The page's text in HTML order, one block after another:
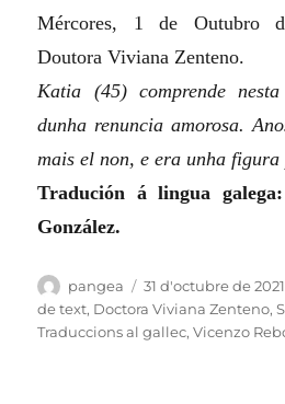
Mércores, 1 de Outubro
Doutora Viviana Zenteno.
Katia (45) comprende
dunha renuncia amorosa.
mais el non, e era unha figura
Tradución á lingua
González.
Autor
pangea
Publicat
el
31 d'octubre de 2021
de text, Doctora Viviana Zenteno,
Traduccions al gallec,Vicenzo